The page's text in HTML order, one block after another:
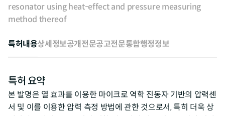
resonator using heat-effect and pressure measuring
method thereof
특허내용상세정보공개전문공고전문통합행정정보
특허 요약
본 발명은 열 효과를 이용한 마이크로 역학 진동자 기반의 압력센
서 및 이를 이용한 압력 측정 방법에 관한 것으로서, 특히 더욱 상